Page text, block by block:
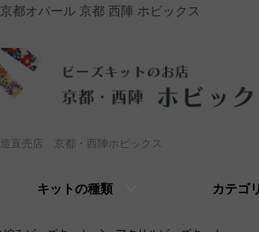
都オパール 京都 西陣 ホビックス
直売店 京都・西陣ホビックス
キットの種類 カテゴ